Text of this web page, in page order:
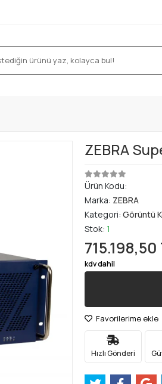
ZEBRA
Ürün Kodu:
Marka: ZEBRA
Kategori: Görüntü
Stok: 1
715.198,50
kdv dahil
Favorilerime ekle
Hızlı Gönderi